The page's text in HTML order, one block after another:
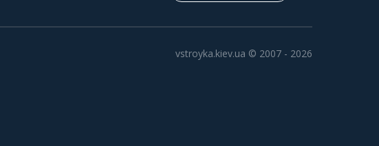
vstroyka.kiev.ua © 2007 - 2026